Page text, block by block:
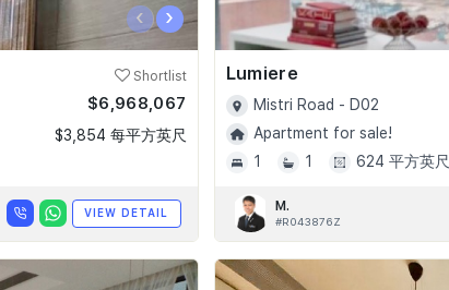
‹ ›
Shortlist
$6,968,067
$3,854 每平方英尺
VIEW DETAIL
Lumiere
Mistri Road - D02
Apartment for sale!
1
1 624 平方英尺
M.
#R043876Z